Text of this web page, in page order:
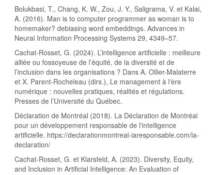
Bolukbasi, T., Chang, K. W., Zou, J. Y., Saligrama, V. et Kalai,
A. (2016). Man is to computer programmer as woman is to
homemaker? debiasing word embeddings. Advances in
Neural Information Processing Systems 29, 4349–57.
Cachat-Rosset, G. (2024). L’intelligence artificielle : meilleure
alliée ou fossoyeuse de l’équité, de la diversité et de
l’inclusion dans les organisations ? Dans A. Ollier-Malaterre
et X. Parent-Rocheleau (dirs.), Le management à l'ère
numérique : nouvelles pratiques, réalités et régulations.
Presses de l’Université du Québec.
Déclaration de Montréal (2018). La Déclaration de Montréal
pour un développement responsable de l'intelligence
artificielle. https://declarationmontreal-iaresponsable.com/la-
declaration/
Cachat-Rosset, G. et Klarsfeld, A. (2023). Diversity, Equity,
and Inclusion in Artificial Intelligence: An Evaluation of